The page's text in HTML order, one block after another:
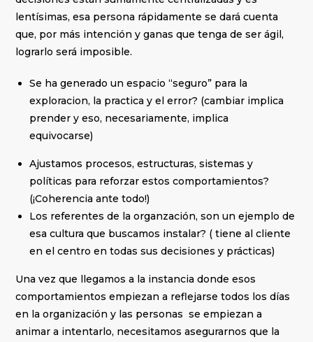
lentísimas, esa persona rápidamente se dará cuenta
que, por más intención y ganas que tenga de ser ágil,
lograrlo será imposible.
Se ha generado un espacio “seguro” para la
exploracion, la practica y el error? (cambiar implica
prender y eso, necesariamente, implica
equivocarse)
Ajustamos procesos, estructuras, sistemas y
políticas para reforzar estos comportamientos?
(¡Coherencia ante todo!)
Los referentes de la organzación, son un ejemplo de
esa cultura que buscamos instalar? ( tiene al cliente
en el centro en todas sus decisiones y prácticas)
Una vez que llegamos a la instancia donde esos
comportamientos empiezan a reflejarse todos los días
en la organización y las personas se empiezan a
animar a intentarlo, necesitamos asegurarnos que la